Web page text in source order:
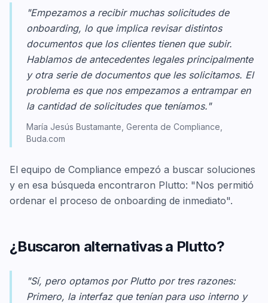
"Empezamos a recibir muchas solicitudes de
onboarding, lo que implica revisar distintos
documentos que los clientes tienen que subir.
Hablamos de antecedentes legales principalmente
y otra serie de documentos que les solicitamos. El
problema es que nos empezamos a entrampar en
la cantidad de solicitudes que teníamos."
María Jesús Bustamante, Gerenta de Compliance,
Buda.com
El equipo de Compliance empezó a buscar soluciones
y en esa búsqueda encontraron Plutto: "Nos permitió
ordenar el proceso de onboarding de inmediato".
¿Buscaron alternativas a Plutto?
"Sí, pero optamos por Plutto por tres razones:
Primero, la interfaz que tenían para uso interno y